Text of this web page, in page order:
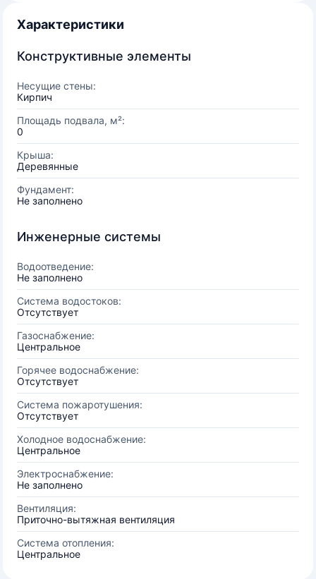
Характеристики
Конструктивные элементы
Несущие стены:
Кирпич
Площадь подвала, м²:
0
Крыша:
Деревянные
Фундамент:
Не заполнено
Инженерные системы
Водоотведение:
Не заполнено
Система водостоков:
Отсутствует
Газоснабжение:
Центральное
Горячее водоснабжение:
Отсутствует
Система пожаротушения:
Отсутствует
Холодное водоснабжение:
Центральное
Электроснабжение:
Не заполнено
Вентиляция:
Приточно-вытяжная вентиляция
Система отопления:
Центральное